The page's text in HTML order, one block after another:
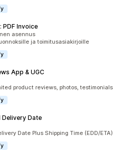
PDF Invoice
asennus
ja toimitusasiakirjoille
App & UGC
product reviews, photos, testimonials
Delivery Date
Date Plus Shipping Time (EDD/ETA)